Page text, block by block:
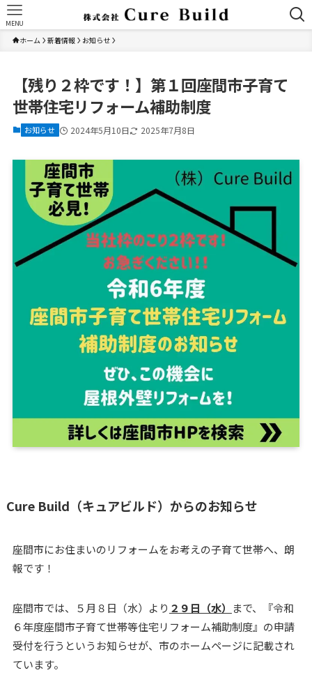
MENU
ホーム 新着情報 お知らせ
【残り２枠です！】第１回座間市子育て
世帯住宅リフォーム補助制度
お知らせ 2024年5月10日 2025年7月8日
Cure Build（キュアビルド）からのお知らせ
座間市にお住まいのリフォームをお考えの子育て世帯へ、朗
報です！
座間市では、５月８日（水）より ２９日（水）
まで、『令和
６年度座間市子育て世帯等住宅リフォーム補助制度』の申請
受付を行うというお知らせが、市のホームページに記載され
ています。